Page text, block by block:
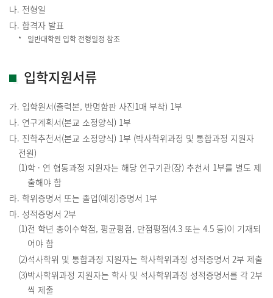
나. 전형일
다. 합격자 발표
일반대학원 입학 전형일정 참조
입학지원서류
가. 입학원서(출력본, 반명함판 사진1매 부착) 1부
나. 연구계획서(본교 소정양식) 1부
다. 진학추천서(본교 소정양식) 1부 (박사학위과정 및 통합과정 지원자
전원)
(1)학 · 연 협동과정 지원자는 해당 연구기관(장) 추천서 1부를 별도 제
출해야 함
라. 학위증명서 또는 졸업(예정)증명서 1부
마. 성적증명서 2부
(1)전 학년 총이수학점, 평균평점, 만점평점(4.3 또는 4.5 등)이 기재되
어야 함
(2)석사학위 및 통합과정 지원자는 학사학위과정 성적증명서 2부 제출
(3)박사학위과정 지원자는 학사 및 석사학위과정 성적증명서를 각 2부
씩 제출